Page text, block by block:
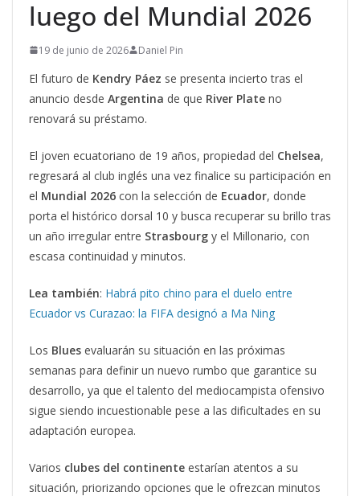
luego del Mundial 2026
19 de junio de 2026 Daniel Pin
El futuro de Kendry Páez se presenta incierto tras el
anuncio desde Argentina de que River Plate no
renovará su préstamo.
El joven ecuatoriano de 19 años, propiedad del Chelsea,
regresará al club inglés una vez finalice su participación en
el Mundial 2026 con la selección de Ecuador, donde
porta el histórico dorsal 10 y busca recuperar su brillo tras
un año irregular entre Strasbourg y el Millonario, con
escasa continuidad y minutos.
Lea también: Habrá pito chino para el duelo entre
Ecuador vs Curazao: la FIFA designó a Ma Ning
Los Blues evaluarán su situación en las próximas
semanas para definir un nuevo rumbo que garantice su
desarrollo, ya que el talento del mediocampista ofensivo
sigue siendo incuestionable pese a las dificultades en su
adaptación europea.
Varios clubes del continente estarían atentos a su
situación, priorizando opciones que le ofrezcan minutos